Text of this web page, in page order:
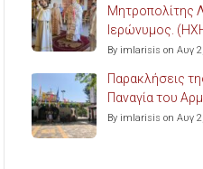
Μητροπολίτης
Ιερώνυμος.
By imlarisis on Αυγ
Παρακλήσεις
Παναγία του
By imlarisis on Αυγ